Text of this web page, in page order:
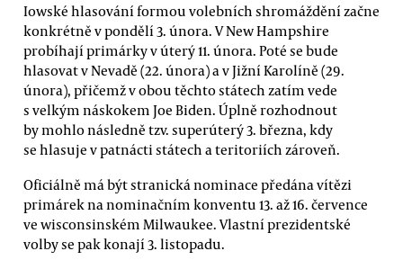
Iowské hlasování formou volebních shromáždění začne
konkrétně v pondělí 3. února. V New Hampshire
probíhají primárky v úterý 11. února. Poté se bude
hlasovat v Nevadě (22. února) a v Jižní Karolíně (29.
února), přičemž v obou těchto státech zatím vede
s velkým náskokem Joe Biden. Úplně rozhodnout
by mohlo následně tzv. superúterý 3. března, kdy
se hlasuje v patnácti státech a teritoriích zároveň.
Oficiálně má být stranická nominace předána vítězi
primárek na nominačním konventu 13. až 16. července
ve wisconsinském Milwaukee. Vlastní prezidentské
volby se pak konají 3. listopadu.